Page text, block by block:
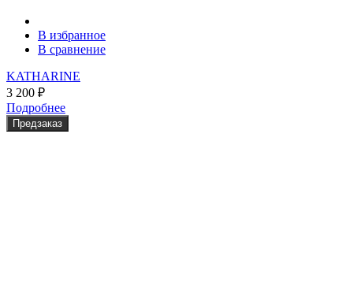
В избранное
В сравнение
KATHARINE
3 200 ₽
Подробнее
Предзаказ